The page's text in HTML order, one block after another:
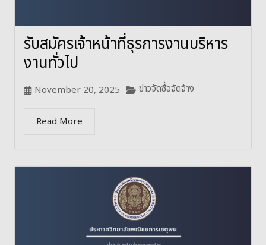
รับสมัครเจ้าหน้าที่ธุรการงานบริหาร
งานทั่วไป
November 20, 2025 ข่าวจัดซื้อจัดจ้าง
Read More